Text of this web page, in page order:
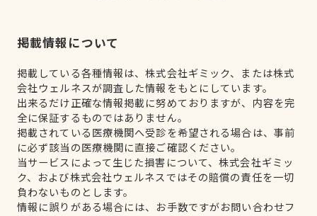
掲載情報について
掲載している各種情報は、株式会社ギミック、または株式
会社ウェルネスが調査した情報をもとにしています。
出来るだけ正確な情報掲載に努めておりますが、内容を完
全に保証するものではありません。
掲載されている医療機関へ受診を希望される場合は、事前
に必ず該当の医療機関に直接ご確認ください。
当サービスによって生じた損害について、株式会社ギミッ
ク、および株式会社ウェルネスではその賠償の責任を一切
負わないものとします。
情報に誤りがある場合には、お手数ですがお問い合わせフ